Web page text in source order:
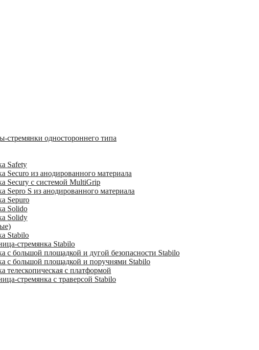
стремянки одностороннего типа
Safety
Securo из анодированного материала
Secury с системой MultiGrip
Sepro S из анодированного материала
Sepuro
Solido
Solidy
Stabilo
стремянка Stabilo
с большой площадкой и дугой безопасности Stabilo
с большой площадкой и поручнями Stabilo
телескопическая с платформой
стремянка с траверсой Stabilo